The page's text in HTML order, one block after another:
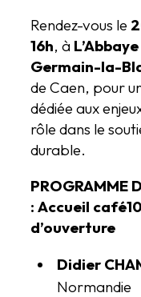
Rendez-vous le
16h, à
Germain-la-
de Caen, pour
dédiée aux
rôle dans le
durable.
PROGRAMME
: Accueil café
d’ouverture
Didier
Normandie